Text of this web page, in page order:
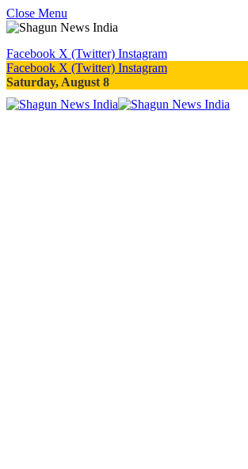
Close Menu
Facebook X (Twitter) Instagram
Facebook X (Twitter) Instagram
Saturday, August 8